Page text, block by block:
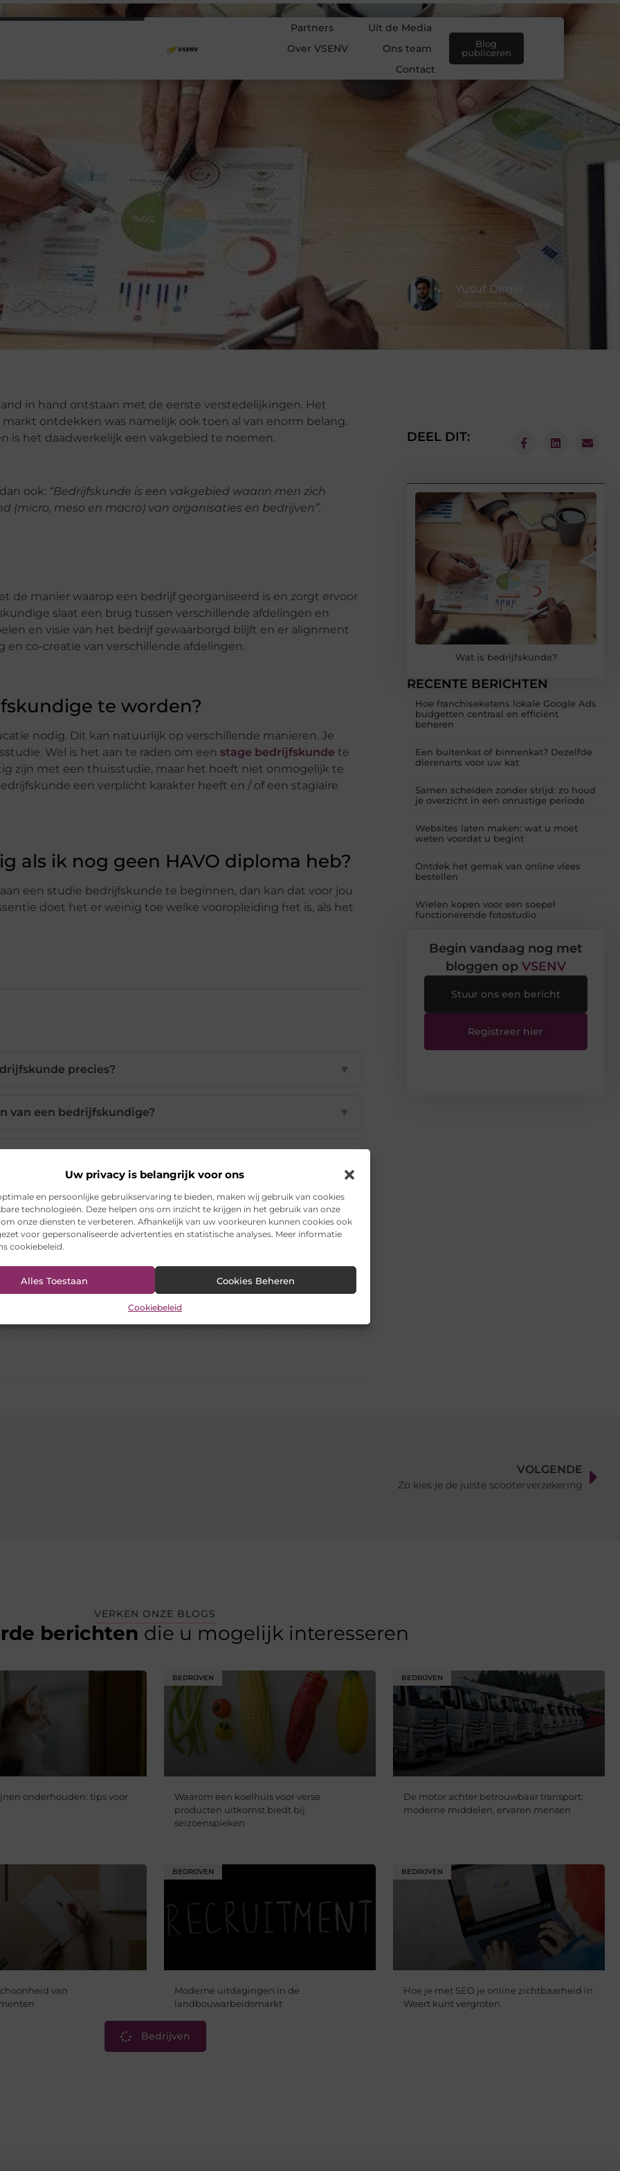
Uw privacy is belangrijk voor ons
en persoonlijke gebruikservaring te bieden, maken wij gebruik van cookies
technologieën. Deze helpen ons om inzicht te krijgen in het gebruik van onze
onze diensten te verbeteren. Afhankelijk van uw voorkeuren kunnen cookies ook
voor gepersonaliseerde advertenties en statistische analyses. Meer informatie
cookiebeleid.
Alles Toestaan Cookies Beheren
Cookiebeleid
Partners
Uit de Media
Over VSENV
Ons team
Contact
Blog
publiceren
Yusuf Demir
Contentontwikkelaar
in hand ontstaan met de eerste verstedelijkingen. Het
ontdekken was namelijk ook toen al van enorm belang.
is het daadwerkelijk een vakgebied te noemen.
ook: “Bedrijfskunde is een vakgebied waarin men zich
meso en macro) van organisaties en bedrijven”.
de manier waarop een bedrijf georganiseerd is en zorgt ervoor
slaat een brug tussen verschillende afdelingen en
en visie van het bedrijf gewaarborgd blijft en er alignment
co-creatie van verschillende afdelingen.
te worden?
nodig. Dit kan natuurlijk op verschillende manieren. Je
Wel is het aan te raden om een stage bedrijfskunde te
zijn met een thuisstudie, maar het hoeft niet onmogelijk te
een verplicht karakter heeft en / of een stagiaire
als ik nog geen HAVO diploma heb?
een studie bedrijfskunde te beginnen, dan kan dat voor jou
doet het er weinig toe welke vooropleiding het is, als het
precies? ▼
van een bedrijfskundige? ▼
om bedrijfskundige te worden?
zonder HAVO diploma? ▼
bedrijfskunde al? ▼
LinkedIn
DEEL DIT:
Wat is bedrijfskunde?
RECENTE BERICHTEN
Hoe franchiseketens lokale Google Ads
budgetten centraal en efficiënt
beheren
Een buitenkat of binnenkat? Dezelfde
dierenarts voor uw kat
Samen scheiden zonder strijd: zo houd
je overzicht in een onrustige periode
Websites laten maken: wat u moet
weten voordat u begint
Ontdek het gemak van online vlees
bestellen
Wielen kopen voor een soepel
functionerende fotostudio
Begin vandaag nog met
bloggen op VSENV
Stuur ons een bericht
Registreer hier
VOLGENDE
Zo kies je de juiste scooterverzekering
VERKEN ONZE BLOGS
berichten die u mogelijk interesseren
onderhouden: tips voor
BEDRIJVEN
Waarom een koelhuis voor verse
producten uitkomst biedt bij
seizoenspieken
BEDRIJVEN
De motor achter betrouwbaar transport:
moderne middelen, ervaren mensen
van
BEDRIJVEN
Moderne uitdagingen in de
landbouwarbeidsmarkt
BEDRIJVEN
Hoe je met SEO je online zichtbaarheid in
Weert kunt vergroten
Bedrijven